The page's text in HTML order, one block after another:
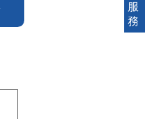
服
務